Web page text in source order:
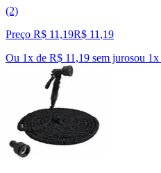
(2)
Preço R$ 11,19R$ 11,19
Ou 1x de R$ 11,19 sem jurosou 1x